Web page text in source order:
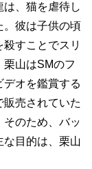
、猫を虐待し
。彼は子供の頃
すことでスリ
栗山はSMのフ
デオを鑑賞する
売されていた
そのため、バッ
な目的は、栗山